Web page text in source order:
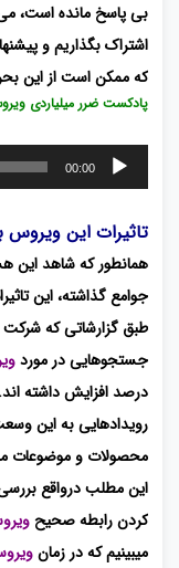
بی پاسخ مانده است،
اشتراک بگذاریم و
که ممکن است از این
پادکست ضرر میلیاردی
پخش‌کننده
صوت
00:00
تاثیرات این
همانطور که شاهد این
جوامع گذاشته، این
طبق گزارشاتی که شرکت
جستجوهایی در مورد
درصد افزایش داشته
رویدادهایی به این
محصولات و موضوعات
این مطلب درواقع بررسی
کردن رابطه صحیح
میبینیم که در زمان